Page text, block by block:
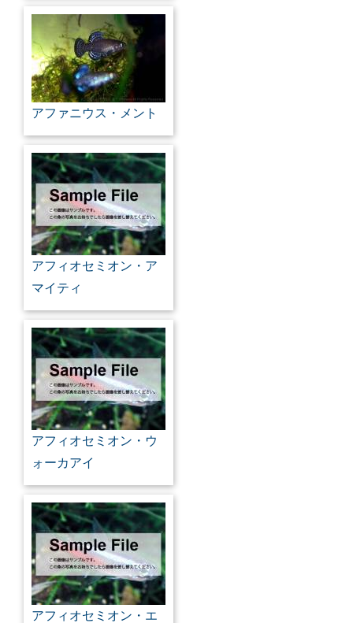
アファニウス・メント
アフィオセミオン・ア
マイティ
アフィオセミオン・ウ
ォーカアイ
アフィオセミオン・エ